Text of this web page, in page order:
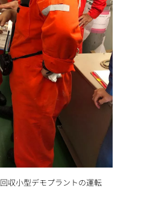
回収小型デモプラントの運転